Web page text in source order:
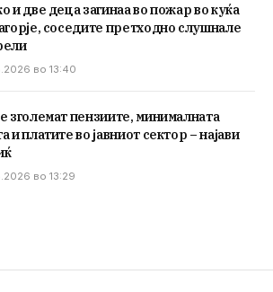
и две деца загинаа во пожар во куќа
соседите претходно слушнале
во 13:40
зголемат пензиите, минималната
и платите во јавниот сектор – најави
во 13:29